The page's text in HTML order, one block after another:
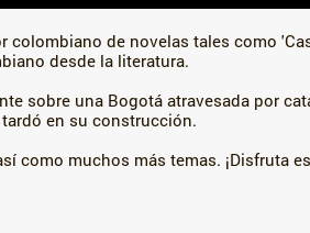
de novelas tales como
desde la literatura.
sobre una Bogotá atravesada por
en su construcción.
como muchos más temas. ¡Disfruta